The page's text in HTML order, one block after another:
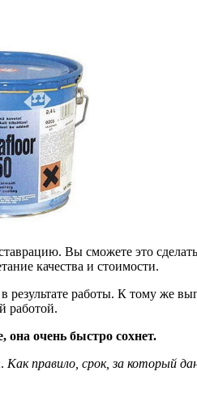
Вы сможете это
качества и стоимости.
результате работы. К тому же
работой.
очень быстро сохнет.
Как правило, срок, за который